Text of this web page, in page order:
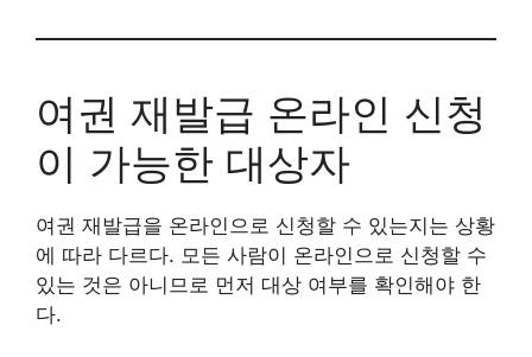
여권 재발급 온라인 신청
이 가능한 대상자
여권 재발급을 온라인으로 신청할 수 있는지는 상황
에 따라 다르다. 모든 사람이 온라인으로 신청할 수
있는 것은 아니므로 먼저 대상 여부를 확인해야 한
다.